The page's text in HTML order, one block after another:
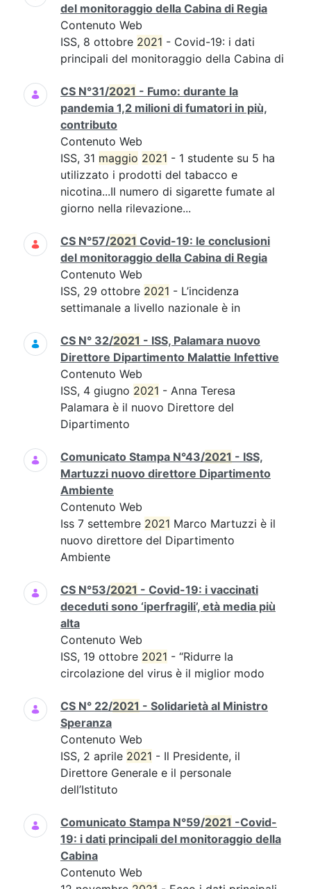
del monitoraggio della Cabina di Regia
Contenuto Web
ISS, 8 ottobre 2021 - Covid-19: i dati
principali del monitoraggio della Cabina di
CS N°31/2021 - Fumo: durante la
pandemia 1,2 milioni di fumatori in più,
contributo
Contenuto Web
ISS, 31 maggio 2021 - 1 studente su 5 ha
utilizzato i prodotti del tabacco e
nicotina...Il numero di sigarette fumate al
giorno nella rilevazione...
CS N°57/2021 Covid-19: le conclusioni
del monitoraggio della Cabina di Regia
Contenuto Web
ISS, 29 ottobre 2021 - L’incidenza
settimanale a livello nazionale è in
CS N° 32/2021 - ISS, Palamara nuovo
Direttore Dipartimento Malattie Infettive
Contenuto Web
ISS, 4 giugno 2021 - Anna Teresa
Palamara è il nuovo Direttore del
Dipartimento
Comunicato Stampa N°43/2021 - ISS,
Martuzzi nuovo direttore Dipartimento
Ambiente
Contenuto Web
Iss 7 settembre 2021 Marco Martuzzi è il
nuovo direttore del Dipartimento
Ambiente
CS N°53/2021 - Covid-19: i vaccinati
deceduti sono ‘iperfragili’, età media più
alta
Contenuto Web
ISS, 19 ottobre 2021 - “Ridurre la
circolazione del virus è il miglior modo
CS N° 22/2021 - Solidarietà al Ministro
Speranza
Contenuto Web
ISS, 2 aprile 2021 - Il Presidente, il
Direttore Generale e il personale
dell’Istituto
Comunicato Stampa N°59/2021 -Covid-
19: i dati principali del monitoraggio della
Cabina
Contenuto Web